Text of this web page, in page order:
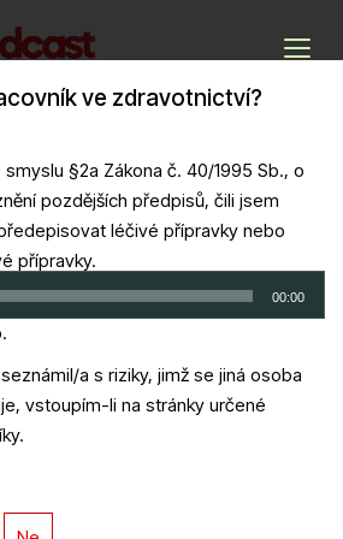
00:00
window
ve zdravotnictví?
§2a Zákona č. 40/1995 Sb., o
pozdějších předpisů, čili jsem
léčivé přípravky nebo
přípravky.
a s definicí odborník dle
a s riziky, jimž se jiná osoba
vstoupím-li na stránky určené